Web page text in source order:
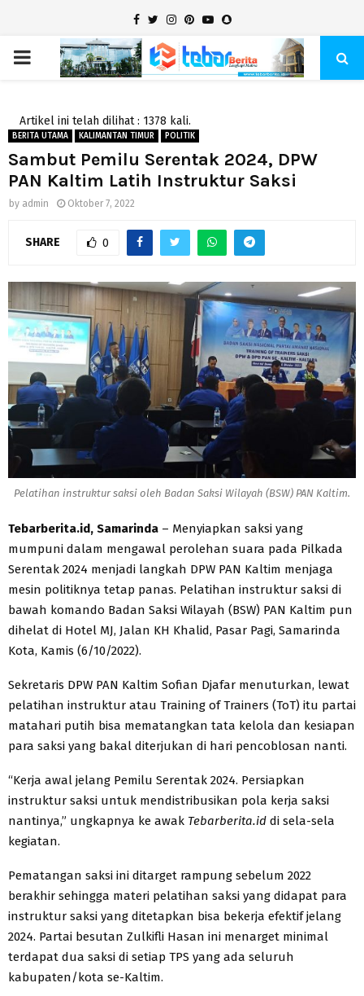
Facebook
TwitterInstagram
Pinterest
YoutubeSnapchat
PRIMARY
Artikel ini telah dilihat : 1378 kali.
BERITA UTAMA KALIMANTAN TIMUR POLITIK
Sambut Pemilu Serentak 2024, DPW
PAN Kaltim Latih Instruktur Saksi
by admin Oktober 7, 2022
SHARE 0
Pelatihan instruktur saksi oleh Badan Saksi Wilayah (BSW) PAN Kaltim.
Tebarberita.id, Samarinda – Menyiapkan saksi yang
mumpuni dalam mengawal perolehan suara pada Pilkada
Serentak 2024 menjadi langkah DPW PAN Kaltim menjaga
mesin politiknya tetap panas. Pelatihan instruktur saksi di
bawah komando Badan Saksi Wilayah (BSW) PAN Kaltim pun
dihelat di Hotel MJ, Jalan KH Khalid, Pasar Pagi, Samarinda
Kota, Kamis (6/10/2022).
Sekretaris DPW PAN Kaltim Sofian Djafar menuturkan, lewat
pelatihan instruktur atau Training of Trainers (ToT) itu partai
matahari putih bisa mematangkan tata kelola dan kesiapan
para saksi yang bakal diterjukan di hari pencoblosan nanti.
“Kerja awal jelang Pemilu Serentak 2024. Persiapkan
instruktur saksi untuk mendistribusikan pola kerja saksi
nantinya,” ungkapnya ke awak Tebarberita.id di sela-sela
kegiatan.
Pematangan saksi ini ditarget rampung sebelum 2022
berakhir sehingga materi pelatihan saksi yang didapat para
instruktur saksi yang ditetapkan bisa bekerja efektif jelang
2024. Partai besutan Zulkifli Hasan ini menarget minimal
terdapat dua saksi di setiap TPS yang ada seluruh
kabupaten/kota se-Kaltim.